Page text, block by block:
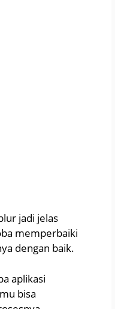
jadi jelas
memperbaiki
dengan baik.
aplikasi
bisa